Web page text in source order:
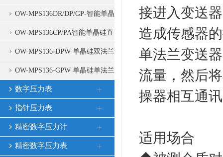
变送器
OW-MPS136DR/DP/GP-智能单晶
硅压力/差压变送器
OW-MPS136CP/PA智能单晶硅直
连式压力变送器
OW-MPS136-DPW 单晶硅双法兰
远传变送器
OW-MPS136-GPW 单晶硅单法兰
远传变送器
数字压力表
指针压力表
精密数字压力计
精密数字压力表
接进入变送
造成传感器
单法兰变送
流量，然后
操器相互通
适用场合